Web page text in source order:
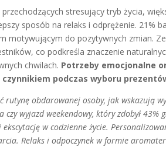
stresujący tryb życia,
sposób na relaks i odprężenie. 21%
motywującym do pozytywnych zmian.
co podkreśla znaczenie
chwilach. Potrzeby emocjonalne
czynnikiem podczas wyboru
rutynę obdarowanej osoby, jak wskazują
czy wyjazd weekendowy, który zdobył
ekscytację w codzienne życie.
Relaks i odpoczynek w formie